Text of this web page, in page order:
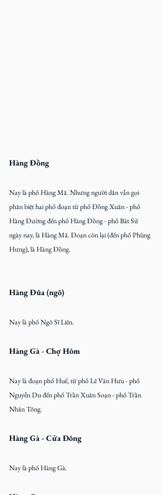
Hàng Đồng
Nay là phố Hàng Mã. Nhưng người dân vẫn gọi
phân biệt hai phố đoạn từ phố Đồng Xuân - phố
Hàng Đường đến phố Hàng Đồng - phố Bát Sứ
ngày nay, là Hàng Mã. Đoạn còn lại (đến phố Phùng
Hưng), là Hàng Đồng.
Hàng Đũa (ngõ)
Nay là phố Ngô Sĩ Liên.
Hàng Gà - Chợ Hôm
Nay là đoạn phố Huế, từ phố Lê Văn Hưu - phố
Nguyễn Du đến phố Trần Xuân Soạn - phố Trần
Nhân Tông.
Hàng Gà - Cửa Đông
Nay là phố Hàng Gà.